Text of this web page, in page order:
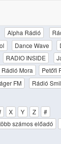
Alpha Rádió
Dance Wave
RADIO INSIDE
Rádió Mora Petőfi
FM Rádió
X Y Z
#
számos előadó